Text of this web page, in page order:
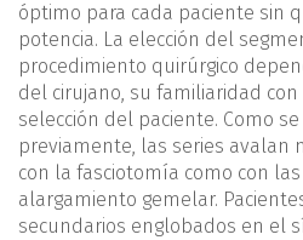
óptimo para cada paciente sin
potencia. La elección del
procedimiento quirúrgico
del cirujano, su familiaridad
selección del paciente. Como
previamente, las series avalan
con la fasciotomía como con
alargamiento gemelar.
secundarios englobados en el